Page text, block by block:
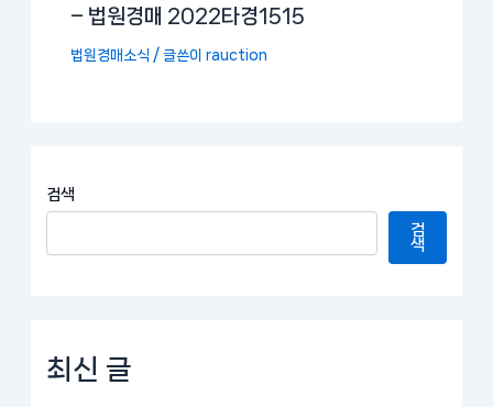
검색
검
색
최신 글
– 법원경매 2022타경1515
법원경매소식 / 글쓴이rauction